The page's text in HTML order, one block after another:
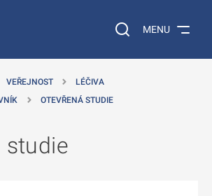
Vyhledávání na
MENU
VEŘEJNOST
LÉČIVA
OTEVŘENÁ STUDIE
studie